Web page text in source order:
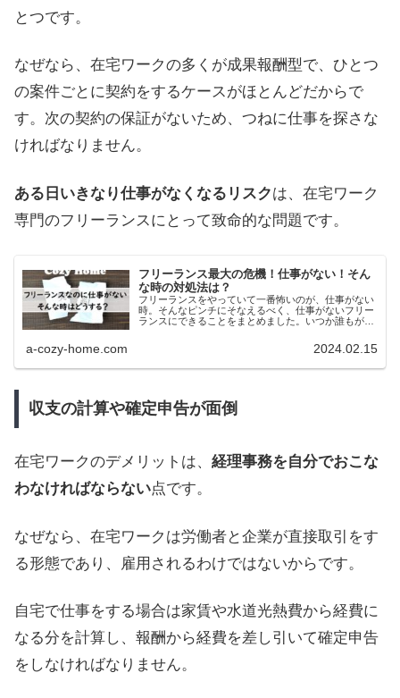
とつです。
なぜなら、在宅ワークの多くが成果報酬型で、ひとつ
の案件ごとに契約をするケースがほとんどだからで
す。次の契約の保証がないため、つねに仕事を探さな
ければなりません。
ある日いきなり仕事がなくなるリスクは、在宅ワーク
専門のフリーランスにとって致命的な問題です。
フリーランス最大の危機！仕事がない！そん
な時の対処法は？
フリーランスをやっていて一番怖いのが、仕事がない
時。そんなピンチにそなえるべく、仕事がないフリー
ランスにできることをまとめました。いつか誰もが経
れば良いのか？フリーランスの人は必見です。
a-cozy-home.com 2024.02.15
収支の計算や確定申告が面倒
在宅ワークのデメリットは、 経理事務を自分でおこな
わなければならない点です。
なぜなら、在宅ワークは労働者と企業が直接取引をす
る形態であり、雇用されるわけではないからです。
自宅で仕事をする場合は家賃や水道光熱費から経費に
なる分を計算し、報酬から経費を差し引いて確定申告
をしなければなりません。